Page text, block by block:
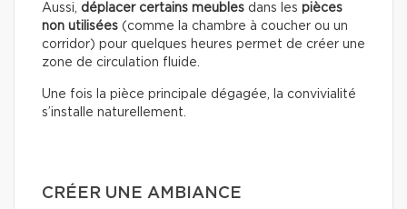
Aussi, déplacer certains meubles dans les pièces
non utilisées (comme la chambre à coucher ou un
corridor) pour quelques heures permet de créer une
zone de circulation fluide.
Une fois la pièce principale dégagée, la convivialité
s’installe naturellement.
CRÉER UNE AMBIANCE